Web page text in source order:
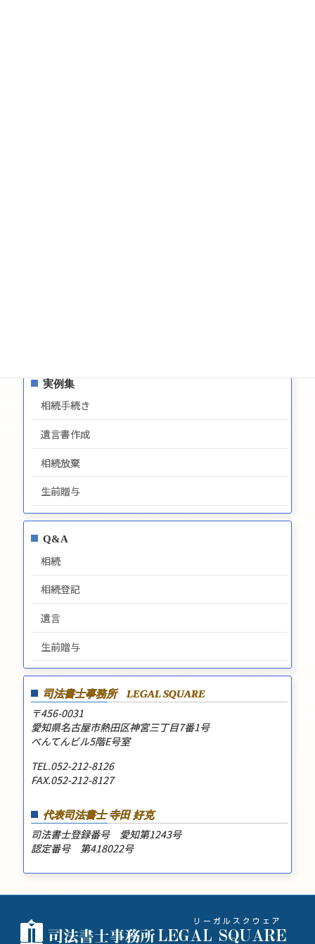
実例集
相続手続き
遺言書作成
相続放棄
生前贈与
Q&A
相続
相続登記
遺言
生前贈与
司法書士事務所 LEGAL SQUARE
〒456-0031
愛知県名古屋市熱田区神宮三丁目7番1号
べんてんビル5階E号室
TEL.052-212-8126
FAX.052-212-8127
代表司法書士 寺田 好克
司法書士登録番号 愛知第1243号
認定番号 第418022号